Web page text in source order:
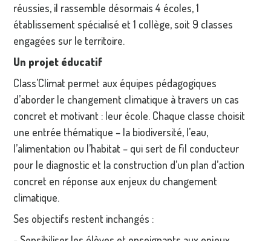
réussies, il rassemble désormais 4 écoles, 1
établissement spécialisé et 1 collège, soit 9 classes
engagées sur le territoire.
Un projet éducatif
Class’Climat permet aux équipes pédagogiques
d’aborder le changement climatique à travers un cas
concret et motivant : leur école. Chaque classe choisit
une entrée thématique – la biodiversité, l’eau,
l’alimentation ou l’habitat – qui sert de fil conducteur
pour le diagnostic et la construction d’un plan d’action
concret en réponse aux enjeux du changement
climatique.
Ses objectifs restent inchangés :